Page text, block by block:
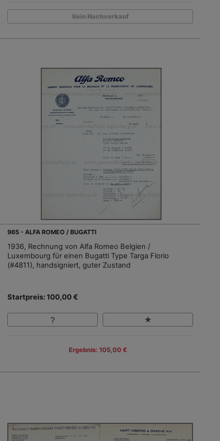
Kein Nachverkauf
965 - ALFA ROMEO / BUGATTI
1936, Rechnung von Alfa Romeo Belgien /
Luxembourg für einen Bugatti Type Targa Florio
(#4811), handsigniert, guter Zustand
Startpreis: 100,00 €
Ergebnis: 105,00 €